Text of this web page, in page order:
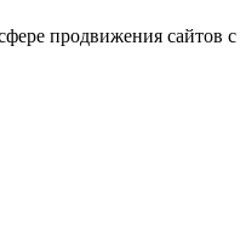
продвижения сайтов с